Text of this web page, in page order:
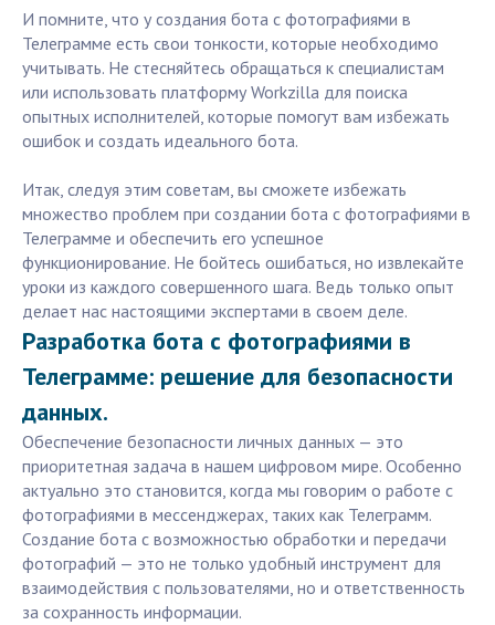
И помните, что у создания бота с фотографиями в
Телеграмме есть свои тонкости, которые необходимо
учитывать. Не стесняйтесь обращаться к специалистам
или использовать платформу Workzilla для поиска
опытных исполнителей, которые помогут вам избежать
ошибок и создать идеального бота.
Итак, следуя этим советам, вы сможете избежать
множество проблем при создании бота с фотографиями в
Телеграмме и обеспечить его успешное
функционирование. Не бойтесь ошибаться, но извлекайте
уроки из каждого совершенного шага. Ведь только опыт
делает нас настоящими экспертами в своем деле.
Разработка бота с фотографиями в
Телеграмме: решение для безопасности
данных.
Обеспечение безопасности личных данных — это
приоритетная задача в нашем цифровом мире. Особенно
актуально это становится, когда мы говорим о работе с
фотографиями в мессенджерах, таких как Телеграмм.
Создание бота с возможностью обработки и передачи
фотографий — это не только удобный инструмент для
взаимодействия с пользователями, но и ответственность
за сохранность информации.